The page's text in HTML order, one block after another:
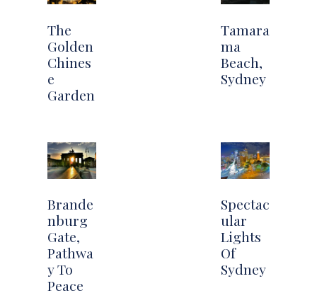
The
Golden
Chines
e
Garden
Tamara
ma
Beach,
Sydney
Brande
nburg
Gate,
Pathwa
y To
Peace
Spectac
ular
Lights
Of
Sydney